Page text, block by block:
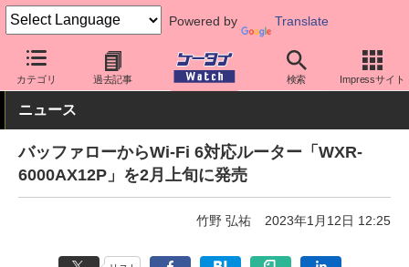
Powered by Translate
カテゴリ 過去記事 検索 Impressサイト
ケータイ Watch 周辺機器/アクセサリー ルーター
ニュース
バッファローからWi-Fi 6対応ルーター「WXR-
6000AX12P」を2月上旬に発売
竹野 弘祐 2023年1月12日 12:25